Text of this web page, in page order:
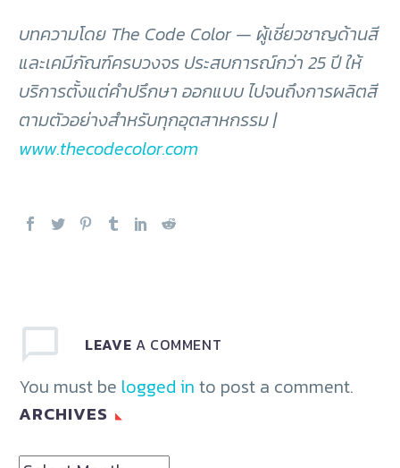
บทความโดย The Code Color — ผู้เชี่ยวชาญด้านสี
และเคมีภัณฑ์ครบวงจร ประสบการณ์กว่า 25 ปี ให้
บริการตั้งแต่คำปรึกษา ออกแบบ ไปจนถึงการผลิตสี
ตามตัวอย่างสำหรับทุกอุตสาหกรรม |
www.thecodecolor.com
LEAVE A COMMENT
You must be logged in to post a comment.
ARCHIVES